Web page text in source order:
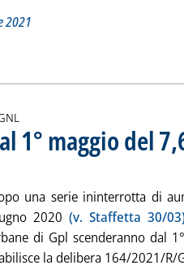
2021
del gas
1° maggio del
2021 alle 12.9.
una serie ininterrotta di
2020 (v. Staffetta 30/
di Gpl scenderanno dal
la delibera 164/2021/R/